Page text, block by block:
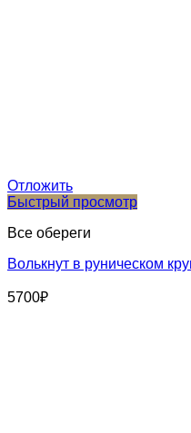
Отложить
Быстрый просмотр
Все обереги
Волькнут в руническом
5700₽